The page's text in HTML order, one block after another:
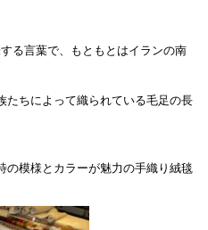
る言葉で、もともとはイランの南
たちによって織られている毛足の長
の模様とカラーが魅力の手織り絨毯